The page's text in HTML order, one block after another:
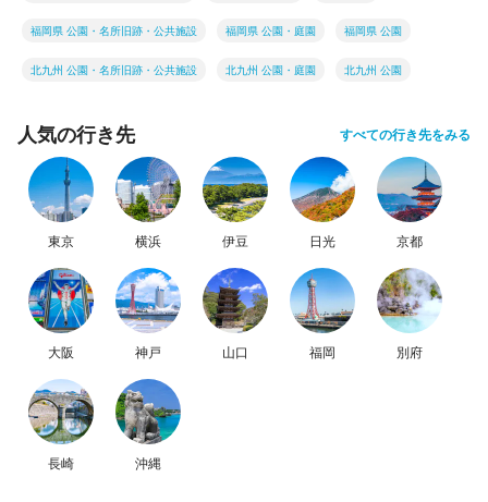
福岡県 公園・名所旧跡・公共施設 福岡県 公園・庭園 福岡県 公園
北九州 公園・名所旧跡・公共施設 北九州 公園・庭園 北九州 公園
人気の行き先 すべての行き先をみる
東京 横浜 伊豆 日光 京都
大阪 神戸 山口 福岡 別府
長崎 沖縄